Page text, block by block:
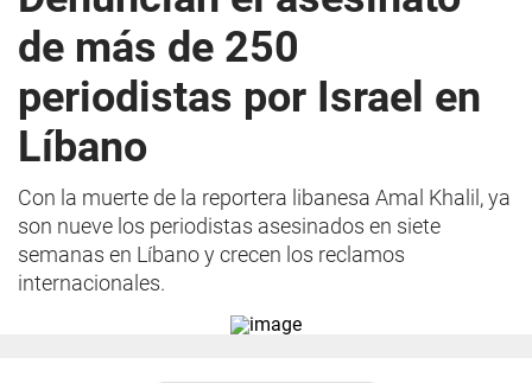
de más de 250
periodistas por Israel en
Líbano
Con la muerte de la reportera libanesa Amal Khalil, ya
son nueve los periodistas asesinados en siete
semanas en Líbano y crecen los reclamos
internacionales.